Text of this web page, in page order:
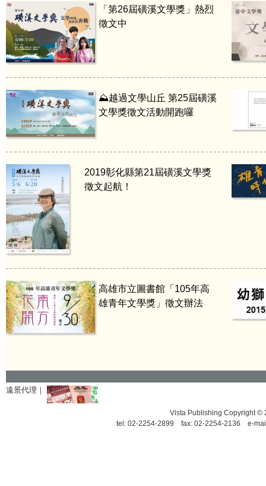
「第26屆磺溪文學獎」熱烈
徵文中
⛰️越過文學山丘 第25屆磺溪
文學獎徵文活動開跑囉
2019彰化縣第21屆磺溪文學獎
徵文起航！
高雄市立圖書館「105年高
雄青年文學獎」徵文辦法
遠景代理｜
Vista Publishing Copyright ©
tel: 02-2254-2899 fax: 02-2254-2136 e-